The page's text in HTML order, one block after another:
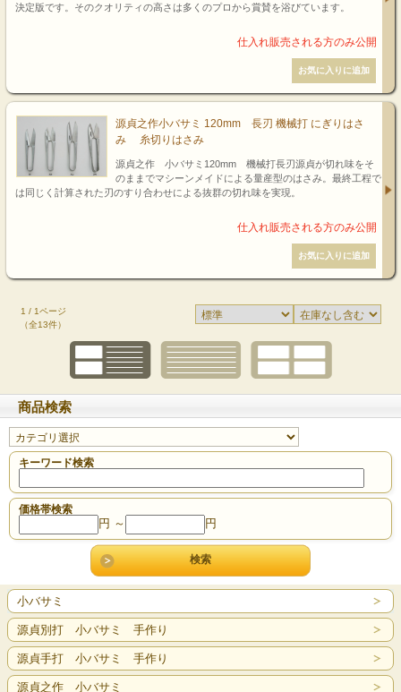
決定版です。そのクオリティの高さは多くのプロから賞賛を浴びています。
源貞之作小バサミ 120mm 長刃 機械打 にぎりはさ
み 糸切りはさみ
源貞之作 小バサミ120mm 機械打長刃源貞が切れ味をそ
のままでマシーンメイドによる量産型のはさみ。最終工程で
は同じく計算された刃のすり合わせによる抜群の切れ味を実現。
1 / 1ページ
（全13件）
商品検索
キーワード検索
価格帯検索
円 ～ 円
小バサミ
源貞別打 小バサミ 手作り
源貞手打 小バサミ 手作り
源貞之作 小バサミ